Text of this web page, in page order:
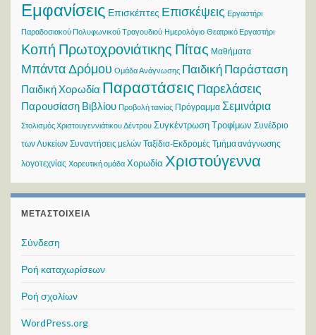
Εμφανίσεις Επισκέπτες Επισκέψεις Εργαστήρι
Παραδοσιακού Πολυφωνικού Τραγουδιού Ημερολόγιο Θεατρικό Εργαστήρι
Κοπή Πρωτοχρονιάτικης Πίτας Μαθήματα
Μπάντα Δρόμου Ομάδα Ανάγνωσης Παιδική Παράσταση
Παιδική Χορωδία Παραστάσεις Παρελάσεις
Παρουσίαση Βιβλίου Προβολή ταινίας Πρόγραμμα Σεμινάρια
Στολισμός Χριστουγεννιάτικου Δέντρου Συγκέντρωση Τροφίμων Συνέδριο
των Λυκείων Συναντήσεις μελών Ταξίδια-Εκδρομές Τμήμα ανάγνωσης
λογοτεχνίας Χορευτική ομάδα Χορωδία Χριστούγεννα
ΜΕΤΑΣΤΟΙΧΕΊΑ
Σύνδεση
Ροή καταχωρίσεων
Ροή σχολίων
WordPress.org